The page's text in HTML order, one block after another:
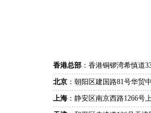
香港总部 ：香港铜锣湾希慎道
北京 ：朝阳区建国路81号华贸
上海 ：静安区南京西路1266号